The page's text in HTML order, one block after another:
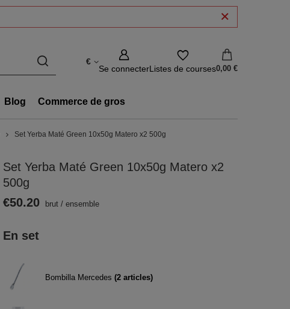
€
Se connecterListes de courses0,00 €
Blog Commerce de gros
Set Yerba Maté Green 10x50g Matero x2 500g
Set Yerba Maté Green 10x50g Matero x2
500g
En set
Bombilla Mercedes (2 articles)
€50.20 brut /ensemble